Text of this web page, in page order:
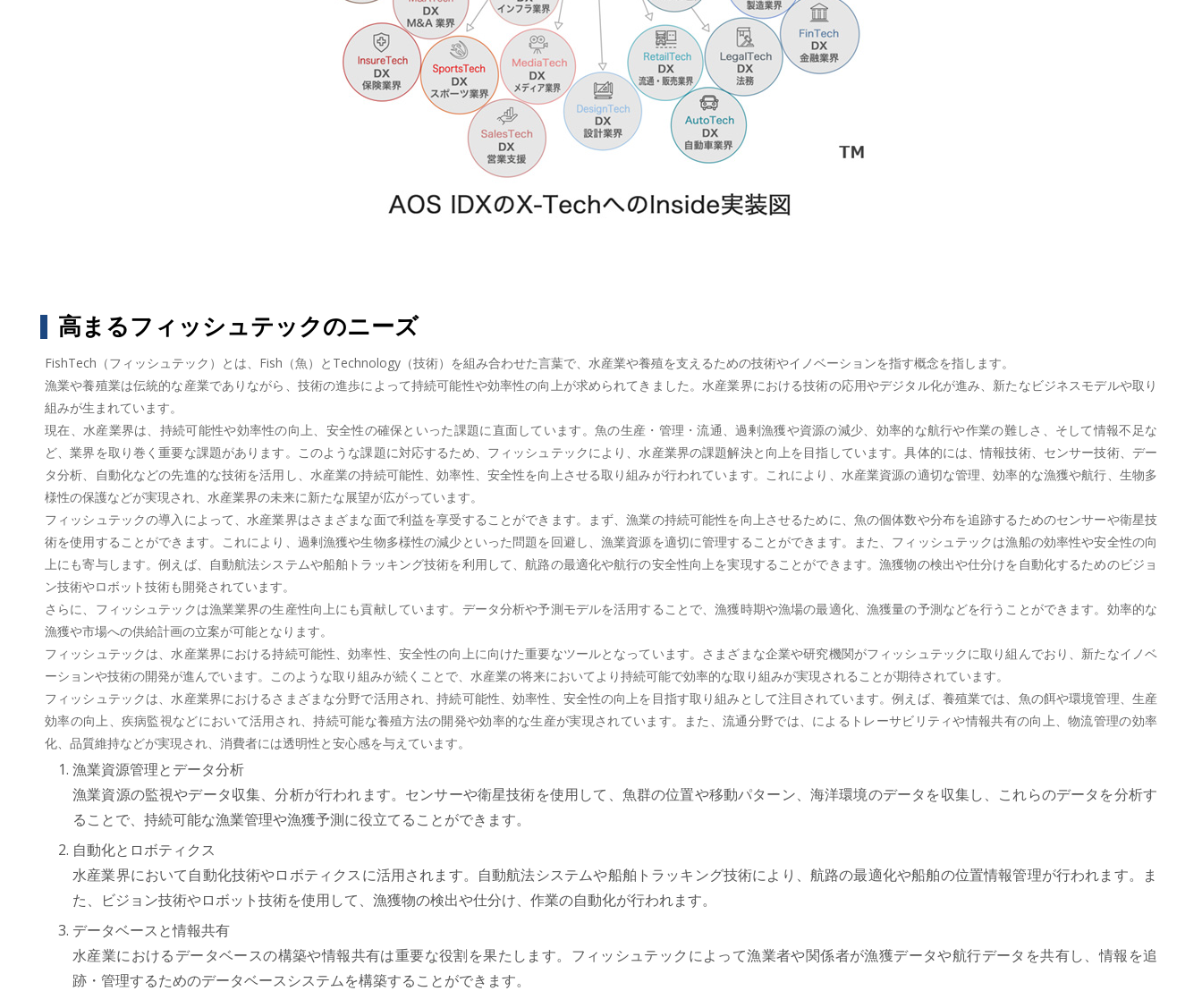
高まるフィッシュテックのニーズ
FishTech（フィッシュテック）とは、Fish（魚）とTechnology（技術）を組み合わせた言葉で、水産業や養殖を支えるための技術やイノベーションを指す概念を指します。
漁業や養殖業は伝統的な産業でありながら、技術の進歩によって持続可能性や効率性の向上が求められてきました。水産業界における技術の応用やデジタル化が進み、新たなビジネスモデルや取り
組みが生まれています。
現在、水産業界は、持続可能性や効率性の向上、安全性の確保といった課題に直面しています。魚の生産・管理・流通、過剰漁獲や資源の減少、効率的な航行や作業の難しさ、そして情報不足な
ど、業界を取り巻く重要な課題があります。このような課題に対応するため、フィッシュテックにより、水産業界の課題解決と向上を目指しています。具体的には、情報技術、センサー技術、デー
タ分析、自動化などの先進的な技術を活用し、水産業の持続可能性、効率性、安全性を向上させる取り組みが行われています。これにより、水産業資源の適切な管理、効率的な漁獲や航行、生物多
様性の保護などが実現され、水産業界の未来に新たな展望が広がっています。
フィッシュテックの導入によって、水産業界はさまざまな面で利益を享受することができます。まず、漁業の持続可能性を向上させるために、魚の個体数や分布を追跡するためのセンサーや衛星技
術を使用することができます。これにより、過剰漁獲や生物多様性の減少といった問題を回避し、漁業資源を適切に管理することができます。また、フィッシュテックは漁船の効率性や安全性の向
上にも寄与します。例えば、自動航法システムや船舶トラッキング技術を利用して、航路の最適化や航行の安全性向上を実現することができます。漁獲物の検出や仕分けを自動化するためのビジョ
ン技術やロボット技術も開発されています。
さらに、フィッシュテックは漁業業界の生産性向上にも貢献しています。データ分析や予測モデルを活用することで、漁獲時期や漁場の最適化、漁獲量の予測などを行うことができます。効率的な
漁獲や市場への供給計画の立案が可能となります。
フィッシュテックは、水産業界における持続可能性、効率性、安全性の向上に向けた重要なツールとなっています。さまざまな企業や研究機関がフィッシュテックに取り組んでおり、新たなイノベ
ーションや技術の開発が進んでいます。このような取り組みが続くことで、水産業の将来においてより持続可能で効率的な取り組みが実現されることが期待されています。
フィッシュテックは、水産業界におけるさまざまな分野で活用され、持続可能性、効率性、安全性の向上を目指す取り組みとして注目されています。例えば、養殖業では、魚の餌や環境管理、生産
効率の向上、疾病監視などにおいて活用され、持続可能な養殖方法の開発や効率的な生産が実現されています。また、流通分野では、によるトレーサビリティや情報共有の向上、物流管理の効率
化、品質維持などが実現され、消費者には透明性と安心感を与えています。
漁業資源管理とデータ分析
漁業資源の監視やデータ収集、分析が行われます。センサーや衛星技術を使用して、魚群の位置や移動パターン、海洋環境のデータを収集し、これらのデータを分析す
ることで、持続可能な漁業管理や漁獲予測に役立てることができます。
自動化とロボティクス
水産業界において自動化技術やロボティクスに活用されます。自動航法システムや船舶トラッキング技術により、航路の最適化や船舶の位置情報管理が行われます。ま
た、ビジョン技術やロボット技術を使用して、漁獲物の検出や仕分け、作業の自動化が行われます。
データベースと情報共有
水産業におけるデータベースの構築や情報共有は重要な役割を果たします。フィッシュテックによって漁業者や関係者が漁獲データや航行データを共有し、情報を追
跡・管理するためのデータベースシステムを構築することができます。